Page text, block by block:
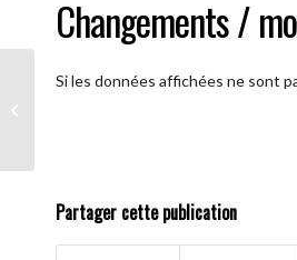
Changements /
Si les données affichées ne sont
Partager cette publication